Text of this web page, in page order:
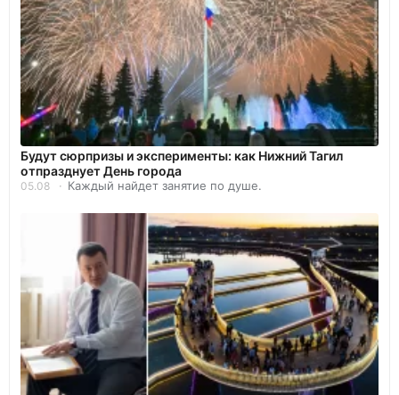
Будут сюрпризы и эксперименты: как Нижний Тагил
отпразднует День города
05.08 Каждый найдет занятие по душе.